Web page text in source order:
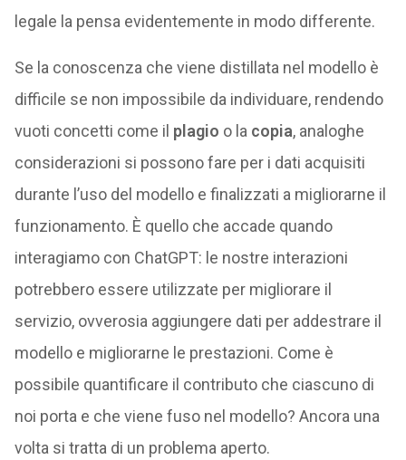
legale la pensa evidentemente in modo differente.
Se la conoscenza che viene distillata nel modello è
difficile se non impossibile da individuare, rendendo
vuoti concetti come il plagio o la copia, analoghe
considerazioni si possono fare per i dati acquisiti
durante l’uso del modello e finalizzati a migliorarne il
funzionamento. È quello che accade quando
interagiamo con ChatGPT: le nostre interazioni
potrebbero essere utilizzate per migliorare il
servizio, ovverosia aggiungere dati per addestrare il
modello e migliorarne le prestazioni. Come è
possibile quantificare il contributo che ciascuno di
noi porta e che viene fuso nel modello? Ancora una
volta si tratta di un problema aperto.